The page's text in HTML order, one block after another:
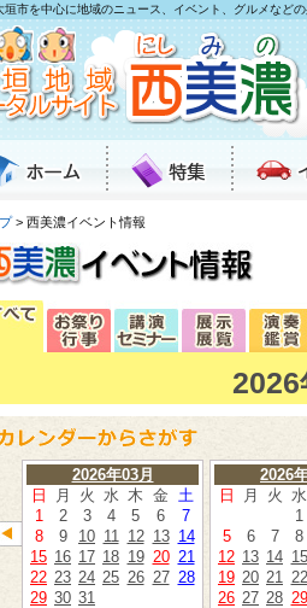
垣市を中心に地域のニュース、イベント、グルメなど
> 西美濃イベント情報
2026年03月
日
月 火 水 木 金 土
1
2 3 4 5 6
7
8
9 10 11 12 13 14
15 16 17 18 19 20 21
22 23 24 25 26 27 28
29 30 31
2026
日
月 火 水
1
5
6 7 8
12 13 14 15
19 20 21 22
26 27 28 29